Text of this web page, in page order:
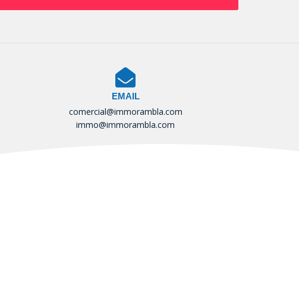
EMAIL
comercial@immorambla.com
immo@immorambla.com